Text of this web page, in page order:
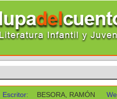
Escritor: BESORA, RAMÓN